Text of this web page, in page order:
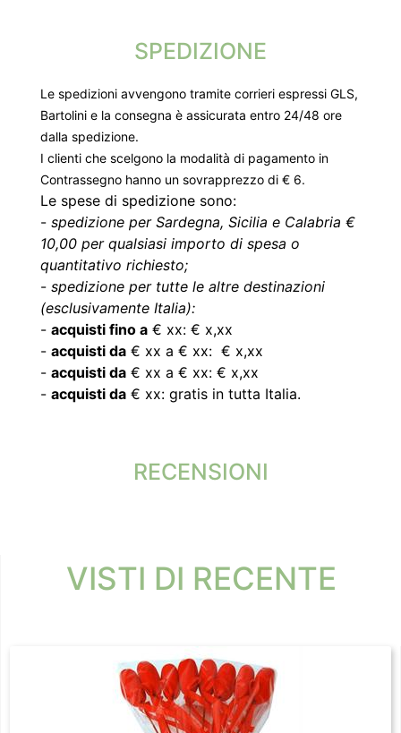
SPEDIZIONE
Le spedizioni avvengono tramite corrieri espressi GLS,
Bartolini e la consegna è assicurata entro 24/48 ore
dalla spedizione.
I clienti che scelgono la modalità di pagamento in
Contrassegno hanno un sovrapprezzo di € 6.
Le spese di spedizione sono:
- spedizione per Sardegna, Sicilia e Calabria €
10,00 per qualsiasi importo di spesa o
quantitativo richiesto;
- spedizione per tutte le altre destinazioni
(esclusivamente Italia):
- acquisti fino a € xx: € x,xx
- acquisti da € xx a € xx: € x,xx
- acquisti da € xx a € xx: € x,xx
- acquisti da € xx: gratis in tutta Italia.
RECENSIONI
VISTI DI RECENTE